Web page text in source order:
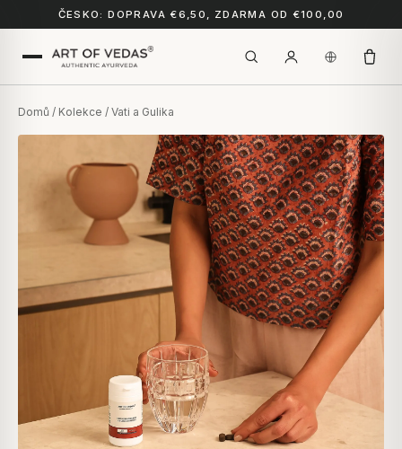
ČESKO: DOPRAVA €6,50, ZDARMA OD €100,00
Domů / Kolekce / Vati a Gulika